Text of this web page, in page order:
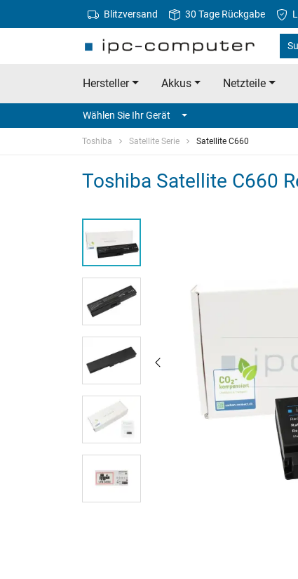
Blitzversand 30 Tage Rückgabe
Hersteller Akkus Netzteile
Wählen Sie Ihr Gerät
Toshiba Satellite Serie Satellite C660
Toshiba Satellite C660